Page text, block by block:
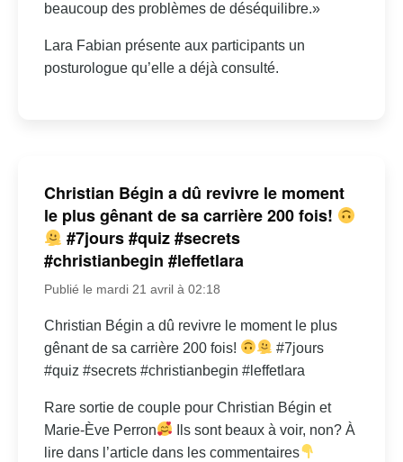
beaucoup des problèmes de déséquilibre.»
Lara Fabian présente aux participants un
posturologue qu’elle a déjà consulté.
Christian Bégin a dû revivre le moment
le plus gênant de sa carrière 200 fois!
#7jours #quiz #secrets
#christianbegin #leffetlara
Publié le mardi 21 avril à 02:18
Christian Bégin a dû revivre le moment le plus
gênant de sa carrière 200 fois!
#7jours
#quiz #secrets #christianbegin #leffetlara
Rare sortie de couple pour Christian Bégin et
Marie-Ève Perron
Ils sont beaux à voir, non? À
lire dans l’article dans les commentaires